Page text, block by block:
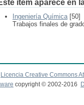
ítem aparece en
Ingeniería Química[50]
Trabajos finales de
Licencia Creative Commons
copyright © 2002-2016